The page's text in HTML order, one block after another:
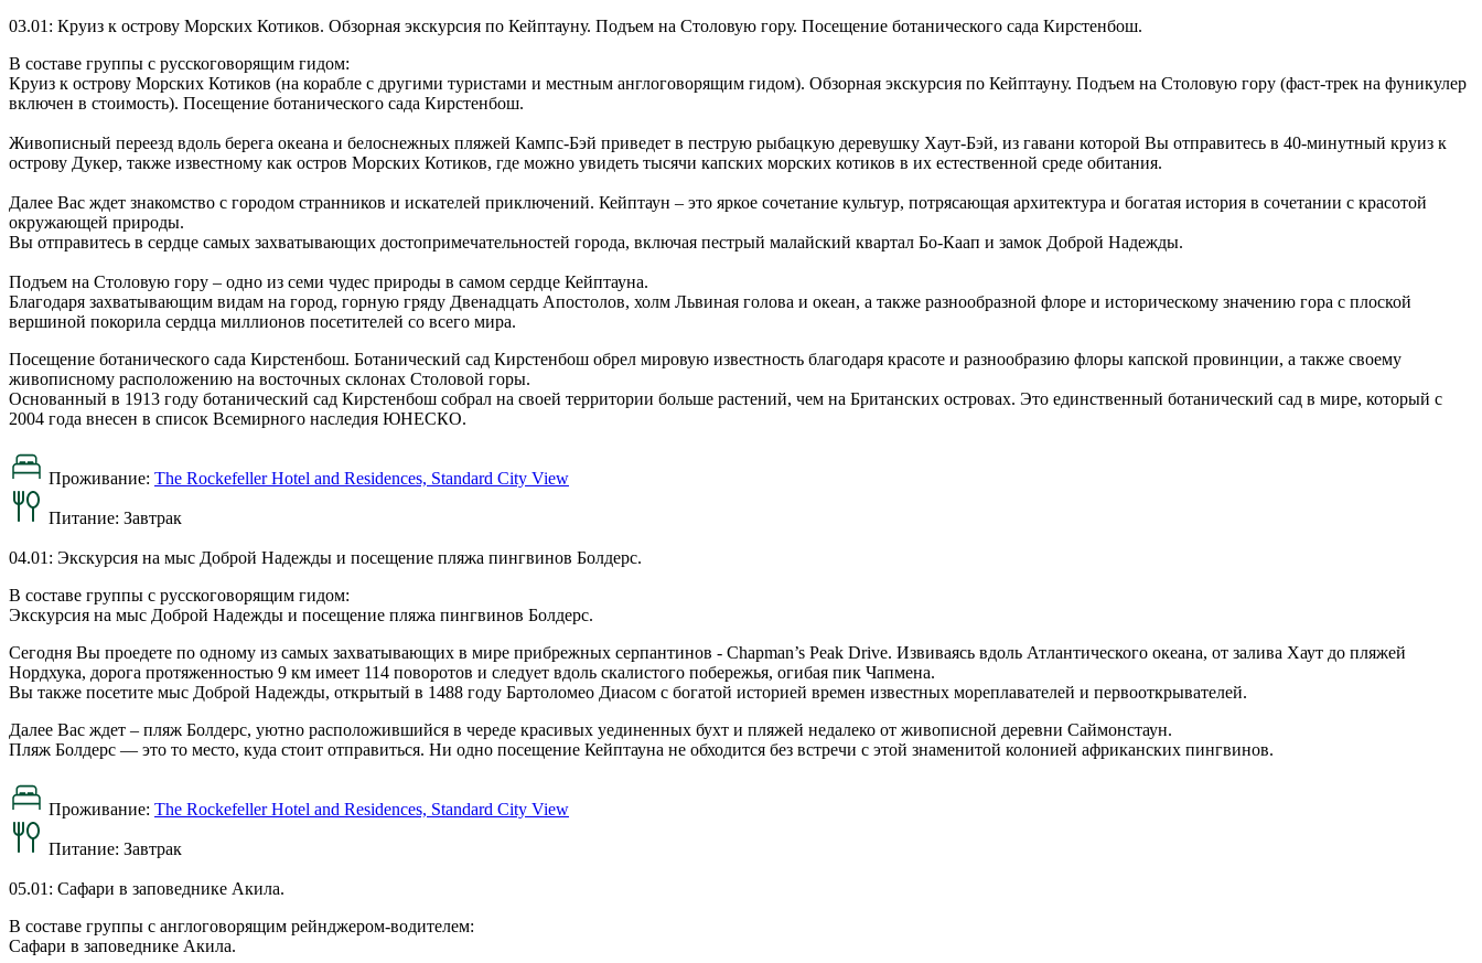
03.01: Круиз к острову Морских Котиков. Обзорная экскурсия по Кейптауну. Подъем на Столовую гору. Посещение ботанического сада Кирстенбош.
В составе группы с русскоговорящим гидом:
Круиз к острову Морских Котиков (на корабле с другими туристами и местным англоговорящим гидом). Обзорная экскурсия по Кейптауну. Подъем на Столовую гору (фаст-трек на фуникулер
включен в стоимость). Посещение ботанического сада Кирстенбош.
Живописный переезд вдоль берега океана и белоснежных пляжей Кампс-Бэй приведет в пеструю рыбацкую деревушку Хаут-Бэй, из гавани которой Вы отправитесь в 40-минутный круиз к
острову Дукер, также известному как остров Морских Котиков, где можно увидеть тысячи капских морских котиков в их естественной среде обитания.
Далее Вас ждет знакомство с городом странников и искателей приключений. Кейптаун – это яркое сочетание культур, потрясающая архитектура и богатая история в сочетании с красотой
окружающей природы.
Вы отправитесь в сердце самых захватывающих достопримечательностей города, включая пестрый малайский квартал Бо-Каап и замок Доброй Надежды.
Подъем на Столовую гору – одно из семи чудес природы в самом сердце Кейптауна.
Благодаря захватывающим видам на город, горную гряду Двенадцать Апостолов, холм Львиная голова и океан, а также разнообразной флоре и историческому значению гора с плоской
вершиной покорила сердца миллионов посетителей со всего мира.
Посещение ботанического сада Кирстенбош. Ботанический сад Кирстенбош обрел мировую известность благодаря красоте и разнообразию флоры капской провинции, а также своему
живописному расположению на восточных склонах Столовой горы.
Основанный в 1913 году ботанический сад Кирстенбош собрал на своей территории больше растений, чем на Британских островах. Это единственный ботанический сад в мире, который с
2004 года внесен в список Всемирного наследия ЮНЕСКО.
Проживание: The Rockefeller Hotel and Residences, Standard City View
Питание: Завтрак
04.01: Экскурсия на мыс Доброй Надежды и посещение пляжа пингвинов Болдерс.
В составе группы с русскоговорящим гидом:
Экскурсия на мыс Доброй Надежды и посещение пляжа пингвинов Болдерс.
Сегодня Вы проедете по одному из самых захватывающих в мире прибрежных серпантинов - Chapman’s Peak Drive. Извиваясь вдоль Атлантического океана, от залива Хаут до пляжей
Нордхука, дорога протяженностью 9 км имеет 114 поворотов и следует вдоль скалистого побережья, огибая пик Чапмена.
Вы также посетите мыс Доброй Надежды, открытый в 1488 году Бартоломео Диасом с богатой историей времен известных мореплавателей и первооткрывателей.
Далее Вас ждет – пляж Болдерс, уютно расположившийся в череде красивых уединенных бухт и пляжей недалеко от живописной деревни Саймонстаун.
Пляж Болдерс — это то место, куда стоит отправиться. Ни одно посещение Кейптауна не обходится без встречи с этой знаменитой колонией африканских пингвинов.
Проживание: The Rockefeller Hotel and Residences, Standard City View
Питание: Завтрак
05.01: Сафари в заповеднике Акила.
В составе группы с англоговорящим рейнджером-водителем:
Сафари в заповеднике Акила.